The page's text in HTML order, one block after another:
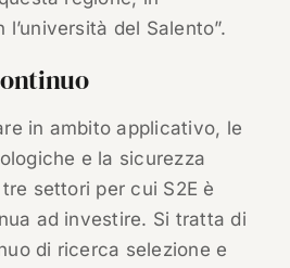
del Salento”.
in ambito applicativo, le
e la sicurezza
settori per cui S2E è
ad investire. Si tratta di
di ricerca selezione e